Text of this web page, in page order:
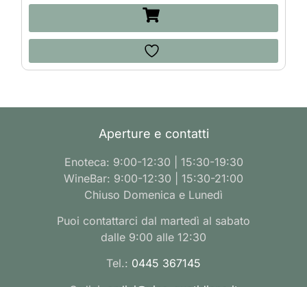
Aperture e contatti
Enoteca: 9:00-12:30 | 15:30-19:30
WineBar: 9:00-12:30 | 15:30-21:00
Chiuso Domenica e Lunedì
Puoi contattarci dal martedì al sabato
dalle 9:00 alle 12:30
Tel.: 0445 367145